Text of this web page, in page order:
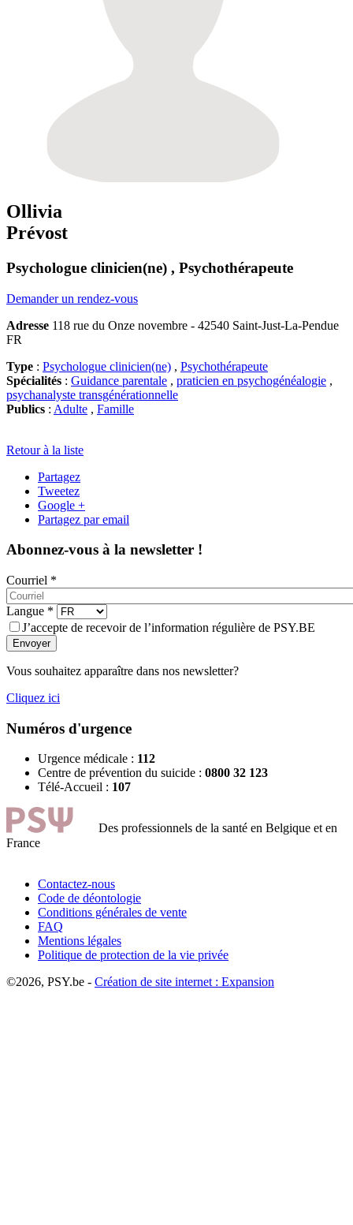
Ollivia
Prévost
Psychologue clinicien(ne) , Psychothérapeute
Demander un rendez-vous
Adresse 118 rue du Onze novembre - 42540 Saint-Just-La-Pendue
FR
Type : Psychologue clinicien(ne) , Psychothérapeute
Spécialités : Guidance parentale , praticien en psychogénéalogie ,
psychanalyste transgénérationnelle
Publics : Adulte , Famille
Retour à la liste
Partagez
Tweetez
Google +
Partagez par email
Abonnez-vous à la newsletter !
Courriel *
Langue *
J’accepte de recevoir de l’information régulière de PSY.BE
Envoyer
Vous souhaitez apparaître dans nos newsletter?
Cliquez ici
Numéros d'urgence
Urgence médicale : 112
Centre de prévention du suicide : 0800 32 123
Télé-Accueil : 107
Des professionnels de la santé en Belgique et en
France
Contactez-nous
Code de déontologie
Conditions générales de vente
FAQ
Mentions légales
Politique de protection de la vie privée
©2026, PSY.be - Création de site internet : Expansion